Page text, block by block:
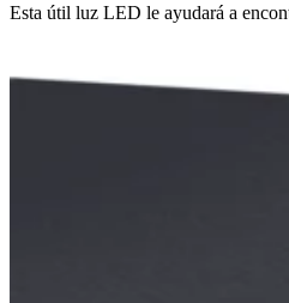
Esta útil luz LED le ayudará a